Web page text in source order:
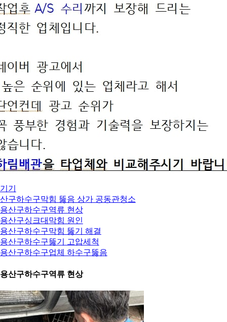
기
구하수구막힘 뚫음 상가 공동관청소
산구하수구역류 현상
산구싱크대막힘 원인
산구하수구막힘 뚫기 해결
산구하수구뚫기 고압세척
산구하수구업체 하수구뚫음
산구하수구역류 현상